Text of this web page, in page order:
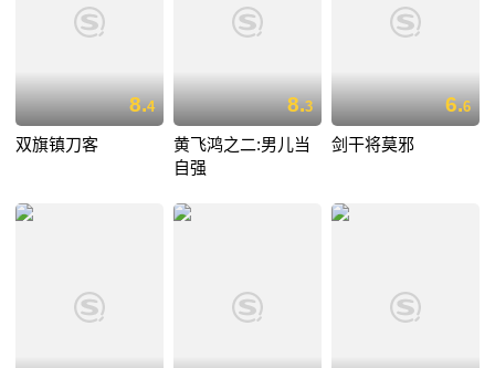
8.4
双旗镇刀客
8.3
黄飞鸿之二:男儿当
自强
6.6
剑干将莫邪